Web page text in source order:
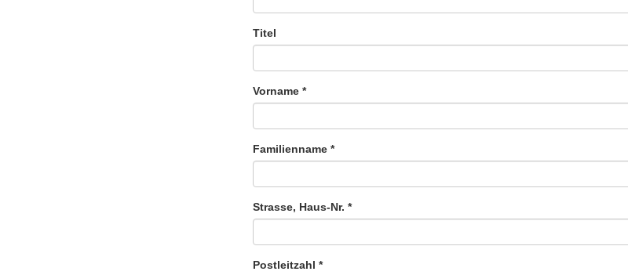
Titel
Vorname *
Familienname *
Strasse, Haus-Nr. *
Postleitzahl *